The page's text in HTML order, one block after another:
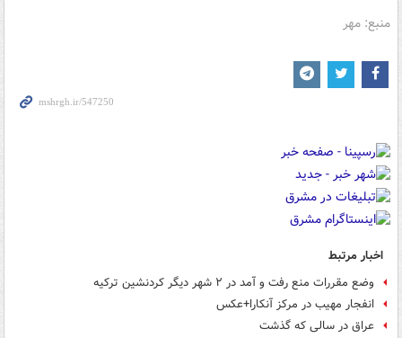
منبع: مهر
اخبار مرتبط
وضع مقررات منع رفت و آمد در ۲ شهر دیگر کردنشین ترکیه
انفجار مهیب در مرکز آنکارا+عکس
عراق در سالی که گذشت